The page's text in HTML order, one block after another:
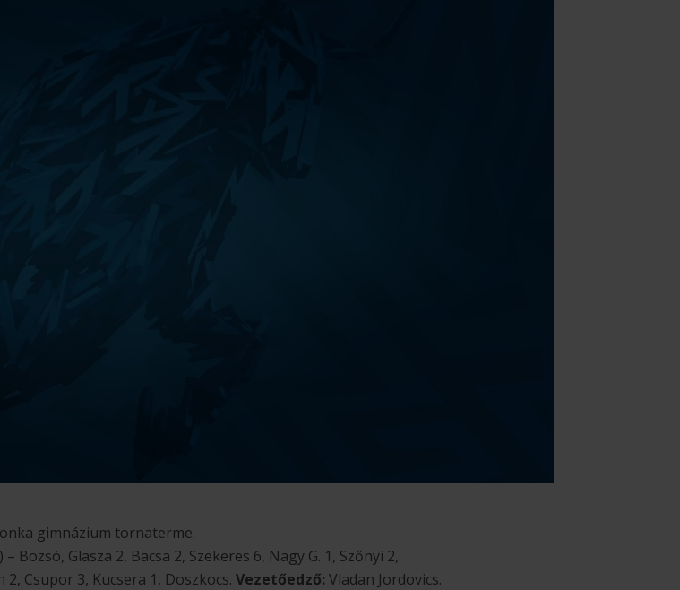
gimnázium tornaterme.
Bozsó, Glasza 2, Bacsa 2, Szekeres 6, Nagy G. 1, Szőnyi 2,
2, Csupor 3, Kucsera 1, Doszkocs. Vezetőedző: Vladan Jordovics.